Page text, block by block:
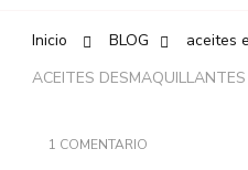
Inicio BLOG
aceites
ACEITES DESMAQUILLANTES
1 COMENTARIO